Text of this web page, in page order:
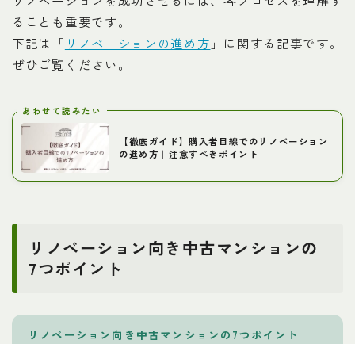
ることも重要です。
下記は「 リノベーションの進め方 」に関する記事です。
ぜひご覧ください。
あわせて読みたい
【徹底ガイド】購入者目線でのリノベーション
の進め方｜注意すべきポイント
リノベーション向き中古マンションの
7つポイント
リノベーション向き中古マンションの7つポイント